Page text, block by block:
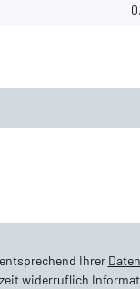
Ihrer
widerruflich